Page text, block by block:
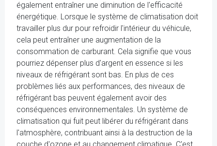
également entraîner une diminution de l'efficacité
énergétique. Lorsque le système de climatisation doit
travailler plus dur pour refroidir l'intérieur du véhicule,
cela peut entraîner une augmentation de la
consommation de carburant. Cela signifie que vous
pourriez dépenser plus d'argent en essence si les
niveaux de réfrigérant sont bas. En plus de ces
problèmes liés aux performances, des niveaux de
réfrigérant bas peuvent également avoir des
conséquences environnementales. Un système de
climatisation qui fuit peut libérer du réfrigérant dans
l'atmosphère, contribuant ainsi à la destruction de la